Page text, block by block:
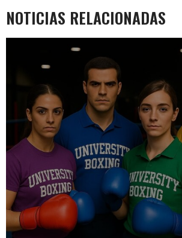
NOTICIAS RELACIONADAS